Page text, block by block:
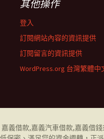
其他操作
登入
訂閱網站內容的資訊提供
訂閱留言的資訊提供
WordPress.org 台灣繁體中
嘉義借款,嘉義汽車借款,嘉義借錢